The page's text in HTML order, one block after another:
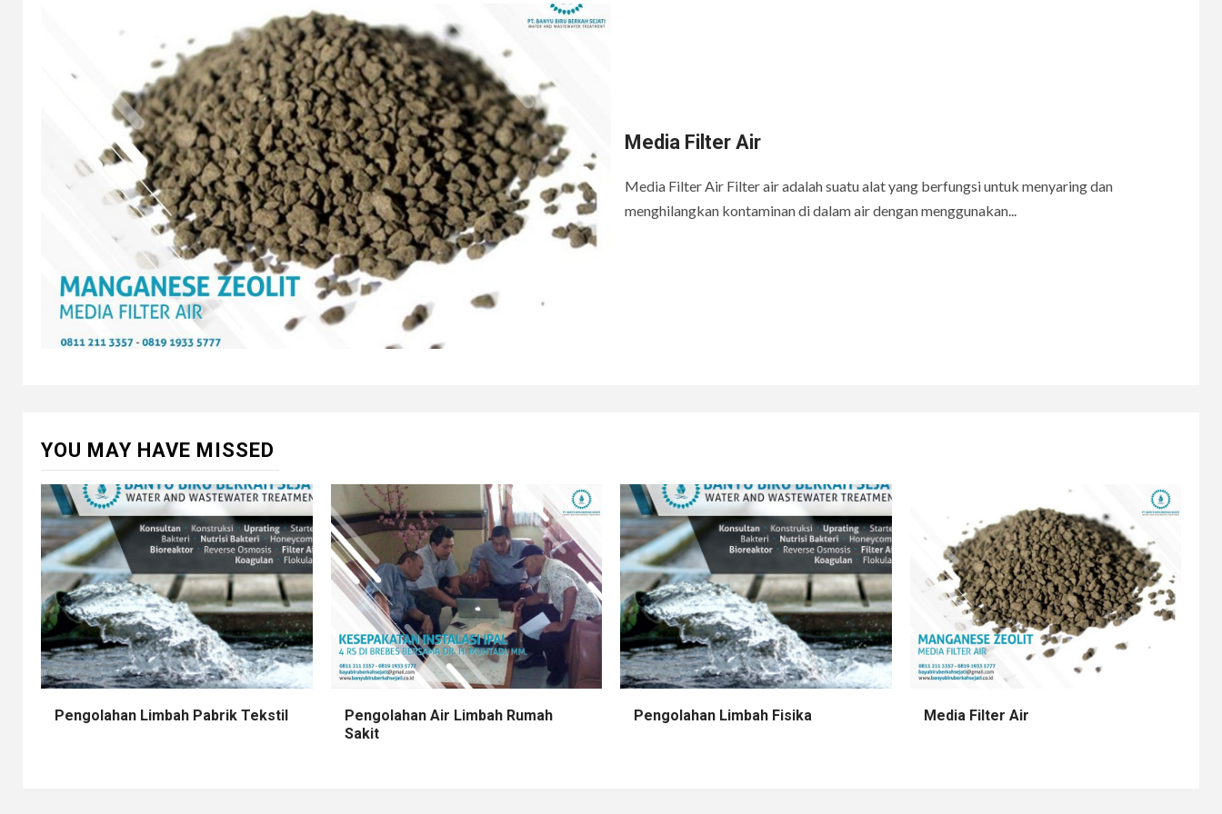
Media Filter Air
Media Filter Air Filter air adalah suatu alat yang berfungsi untuk menyaring dan
menghilangkan kontaminan di dalam air dengan menggunakan...
YOU MAY HAVE MISSED
Pengolahan Limbah Pabrik Tekstil
Pengolahan Air Limbah Rumah
Sakit
Pengolahan Limbah Fisika Media Filter Air